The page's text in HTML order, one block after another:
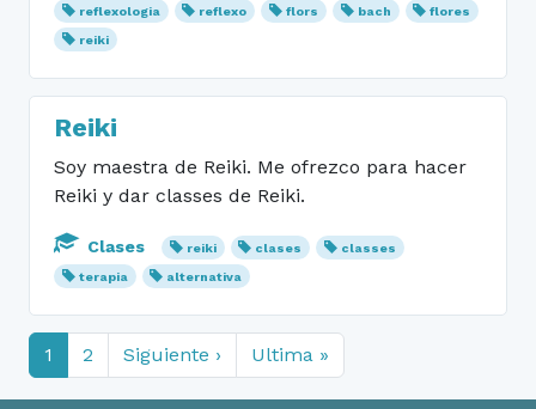
reflexologia
reflexo flors bach
flores
reiki
Reiki
Soy maestra de Reiki. Me ofrezco para hacer
Reiki y dar classes de Reiki.
Clases reiki clases
classes
terapia
alternativa
1 2 Siguiente › Ultima »